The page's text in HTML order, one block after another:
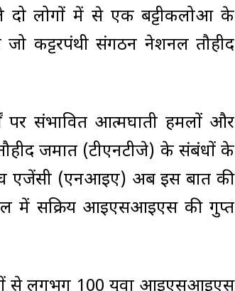
दो लोगों में से एक बट्टीकलोआ के
जो कट्टरपंथी संगठन नेशनल तौहीद
पर संभावित आत्मघाती हमलों और
जमात (टीएनटीजे) के संबंधों के
जांच एजेंसी (एनआइए) अब इस बात की
में सक्रिय आइएसआइएस की गुप्त